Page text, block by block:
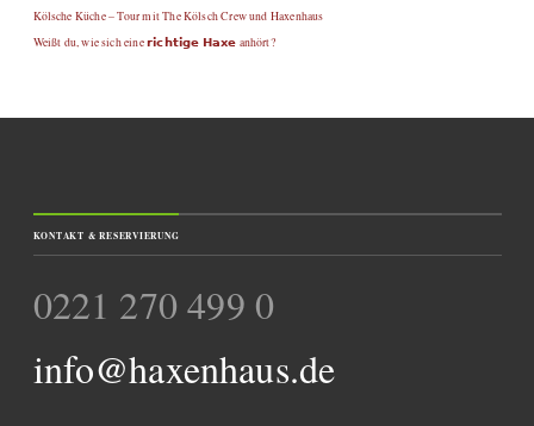
Kölsche Küche – Tour mit The Kölsch Crew und Haxenhaus
Weißt du, wie sich eine 𝗿𝗶𝗰𝗵𝘁𝗶𝗴𝗲 𝗛𝗮𝘅𝗲 anhört?
KONTAKT & RESERVIERUNG
0221 270 499 0
info@haxenhaus.de